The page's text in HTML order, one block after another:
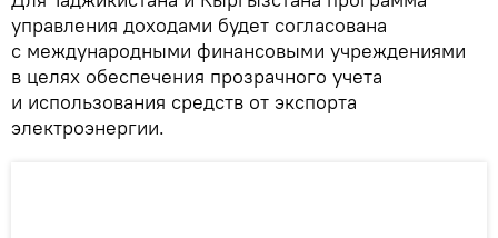
управления доходами будет согласована
с международными финансовыми учреждениями
в целях обеспечения прозрачного учета
и использования средств от экспорта
электроэнергии.